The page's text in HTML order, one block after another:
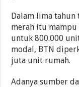
Dalam lima
merah itu
untuk 800.000
modal, BTN
juta unit rumah.
Adanya sumber